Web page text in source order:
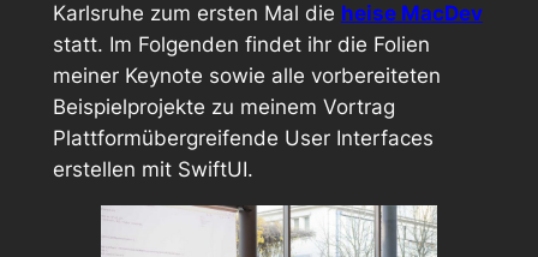
Karlsruhe zum ersten Mal die heise MacDev
statt. Im Folgenden findet ihr die Folien
meiner Keynote sowie alle vorbereiteten
Beispielprojekte zu meinem Vortrag
Plattformübergreifende User Interfaces
erstellen mit SwiftUI.